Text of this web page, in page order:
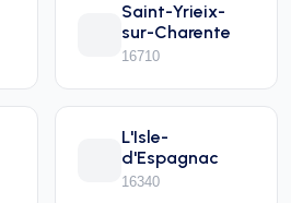
Saint-Yrieix-
sur-Charente
16710
L'Isle-
d'Espagnac
16340